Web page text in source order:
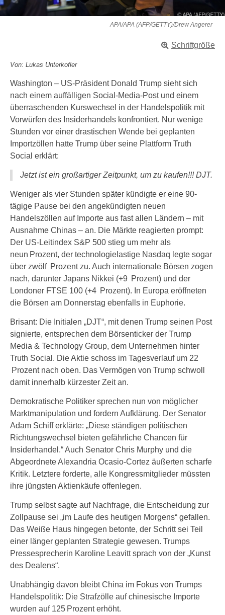
APA/APA (AFP/GETTY)/Drew Angerer
Schriftgröße
Von: Lukas Unterkofler
Washington – US-Präsident Donald Trump sieht sich
nach einem auffälligen Social-Media-Post und einem
überraschenden Kurswechsel in der Handelspolitik mit
Vorwürfen des Insiderhandels konfrontiert. Nur wenige
Stunden vor einer drastischen Wende bei geplanten
Importzöllen hatte Trump über seine Plattform Truth
Social erklärt:
Jetzt ist ein großartiger Zeitpunkt, um zu kaufen!!! DJT.
Weniger als vier Stunden später kündigte er eine 90-
tägige Pause bei den angekündigten neuen
Handelszöllen auf Importe aus fast allen Ländern – mit
Ausnahme Chinas – an. Die Märkte reagierten prompt:
Der US-Leitindex S&P 500 stieg um mehr als
neun Prozent, der technologielastige Nasdaq legte sogar
über zwölf Prozent zu. Auch internationale Börsen zogen
nach, darunter Japans Nikkei (+9 Prozent) und der
Londoner FTSE 100 (+4 Prozent). In Europa eröffneten
die Börsen am Donnerstag ebenfalls in Euphorie.
Brisant: Die Initialen „DJT“, mit denen Trump seinen Post
signierte, entsprechen dem Börsenticker der Trump
Media & Technology Group, dem Unternehmen hinter
Truth Social. Die Aktie schoss im Tagesverlauf um 22
Prozent nach oben. Das Vermögen von Trump schwoll
damit innerhalb kürzester Zeit an.
Demokratische Politiker sprechen nun von möglicher
Marktmanipulation und fordern Aufklärung. Der Senator
Adam Schiff erklärte: „Diese ständigen politischen
Richtungswechsel bieten gefährliche Chancen für
Insiderhandel.“ Auch Senator Chris Murphy und die
Abgeordnete Alexandria Ocasio-Cortez äußerten scharfe
Kritik. Letztere forderte, alle Kongressmitglieder müssten
ihre jüngsten Aktienkäufe offenlegen.
Trump selbst sagte auf Nachfrage, die Entscheidung zur
Zollpause sei „im Laufe des heutigen Morgens“ gefallen.
Das Weiße Haus hingegen betonte, der Schritt sei Teil
einer länger geplanten Strategie gewesen. Trumps
Pressesprecherin Karoline Leavitt sprach von der „Kunst
des Dealens“.
Unabhängig davon bleibt China im Fokus von Trumps
Handelspolitik: Die Strafzölle auf chinesische Importe
wurden auf 125 Prozent erhöht.